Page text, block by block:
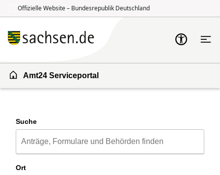
Offizielle Website – Bundesrepublik Deutschland
Amt24 Serviceportal
Suche
Ort